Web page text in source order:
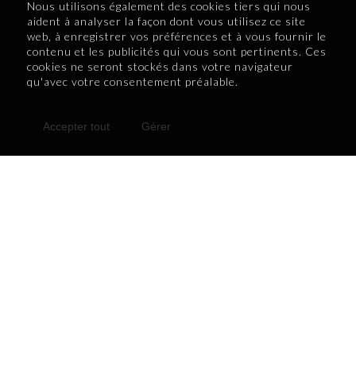
Nous utilisons également des cookies tiers qui nous
aident à analyser la façon dont vous utilisez ce site
web, à enregistrer vos préférences et à vous fournir le
contenu et les publicités qui vous sont pertinents. Ces
cookies ne seront stockés dans votre navigateur
qu'avec votre consentement préalable.
Accepter tout Gérer
nouveaux arrivants, renforçant ainsi le tissu
social et économique des régions.
Catherine Beaucage, chargée de projets aux
communications et aux événements